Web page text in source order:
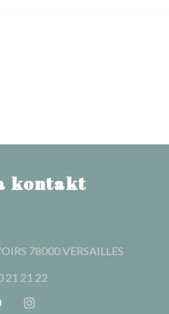
kontakt
78000 VERSAILLES
21 21 22